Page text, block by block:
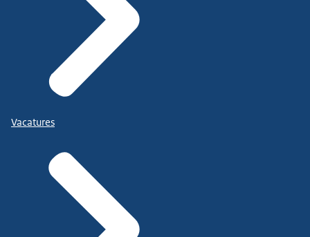
Vacatures